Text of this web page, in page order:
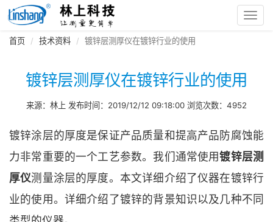
首页 技术资料 镀锌层测厚仪在镀锌行业的使用
镀锌层测厚仪在镀锌行业的使用
来源：林上 发布时间：2019/12/12 09:18:00 浏览次数：4952
镀锌涂层的厚度是保证产品质量和提高产品防腐蚀能
力非常重要的一个工艺参数。我们通常使用镀锌层测
厚仪测量涂层的厚度。本文详细介绍了仪器在镀锌行
业的使用。详细介绍了镀锌的背景知识以及几种不同